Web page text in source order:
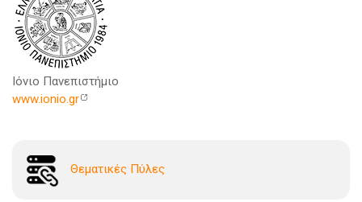
Ιόνιο Πανεπιστήμιο
www.ionio.gr
Θεματικές Πύλες